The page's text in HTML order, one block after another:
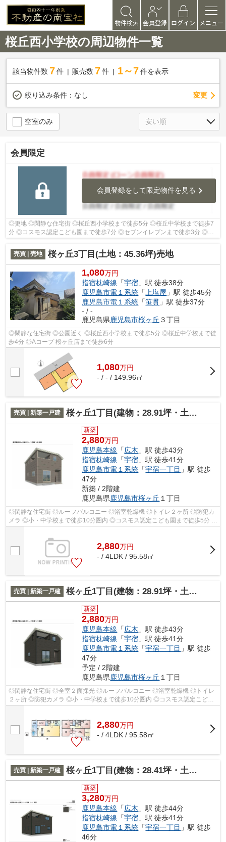
物件検索 会員登録 ログイン メニュー
桜丘西小学校の周辺物件一覧
該当物件数 7件 販売数 7 件 1～7 件を表示
絞り込み条件： なし 変更
空室のみ
会員限定
会員登録をして限定物件を見る
◎更地 ◎閑静な住宅街 ◎桜丘西小学校まで徒歩5分 ◎桜丘中学校まで徒歩7
分 ◎コスモス認定こども園まで徒歩7分 ◎セブンイレブンまで徒歩3分 ◎肉
のカワサキまで徒歩3分
売買 | 売地
桜ヶ丘3丁目(土地：45.36坪)売地
1,080万円
指宿枕崎線 「宇宿 」駅 徒歩38分
鹿児島市電１系統 「 上塩屋 」駅 徒歩45分
鹿児島市電１系統 「笹貫 」駅 徒歩37分
- / -
鹿児島県鹿児島市桜ヶ丘 ３丁目
◎閑静な住宅街 ◎公園近く ◎桜丘西小学校まで徒歩5分 ◎桜丘中学校まで徒
歩4分 ◎Aコープ 桜ヶ丘店まで徒歩6分
1,080万円
- / - / 149.96㎡
売買 | 新築一戸建 桜ヶ丘1丁目(建物：28.91坪・土地：40.28坪)新築住宅
新築
2,880万円
鹿児島本線 「広木 」駅 徒歩43分
指宿枕崎線 「宇宿 」駅 徒歩41分
鹿児島市電１系統 「宇宿一丁目 」駅 徒歩
47分
新築 / 2階建
鹿児島県鹿児島市桜ヶ丘 １丁目
◎閑静な住宅街 ◎ルーフバルコニー ◎浴室乾燥機 ◎トイレ２ヶ所 ◎防犯カ
メラ ◎小・中学校まで徒歩10分圏内 ◎コスモス認定こども園まで徒歩5分 ◎
2,880万円
- / 4LDK / 95.58㎡
売買 | 新築一戸建 桜ヶ丘1丁目(建物：28.91坪・土地：40.27坪)新築住宅
新築
2,880万円
鹿児島本線 「広木 」駅 徒歩43分
指宿枕崎線 「宇宿 」駅 徒歩41分
鹿児島市電１系統 「宇宿一丁目 」駅 徒歩
47分
予定 / 2階建
鹿児島県鹿児島市桜ヶ丘 １丁目
◎閑静な住宅街 ◎全室２面採光 ◎ルーフバルコニー ◎浴室乾燥機 ◎トイレ
２ヶ所 ◎防犯カメラ ◎小・中学校まで徒歩10分圏内 ◎コスモス認定こども
2,880万円
- / 4LDK / 95.58㎡
売買 | 新築一戸建 桜ヶ丘1丁目(建物：28.41坪・土地：40.83)新築住宅
新築
3,280万円
鹿児島本線 「広木 」駅 徒歩44分
指宿枕崎線 「宇宿 」駅 徒歩41分
鹿児島市電１系統 「宇宿一丁目 」駅 徒歩
46分